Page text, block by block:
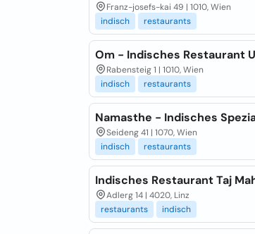
Franz-josefs-kai 49 | 1010, Wien
indisch
restaurants
Om - Indisches Restaurant
Rabensteig 1 | 1010, Wien
indisch
restaurants
Namasthe - Indisches
Seideng 41 | 1070, Wien
indisch
restaurants
Indisches Restaurant Taj
Adlerg 14 | 4020, Linz
restaurants
indisch